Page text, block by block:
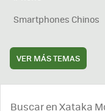
Smartphones Chinos
VER MÁS TEMAS